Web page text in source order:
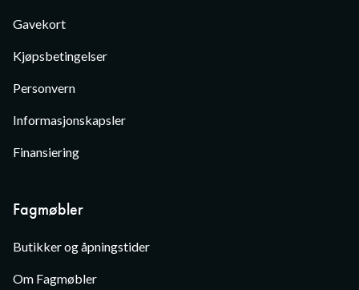
Gavekort
Kjøpsbetingelser
Personvern
Informasjonskapsler
Finansiering
Fagmøbler
Butikker og åpningstider
Om Fagmøbler